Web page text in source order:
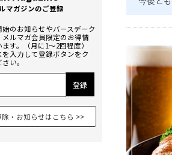
のお知らせやバースデーク
メルマガ会員限定のお得情
す。（月に1〜2回程度）
を入力して登録ボタンをク
い。
・お知らせはこちら